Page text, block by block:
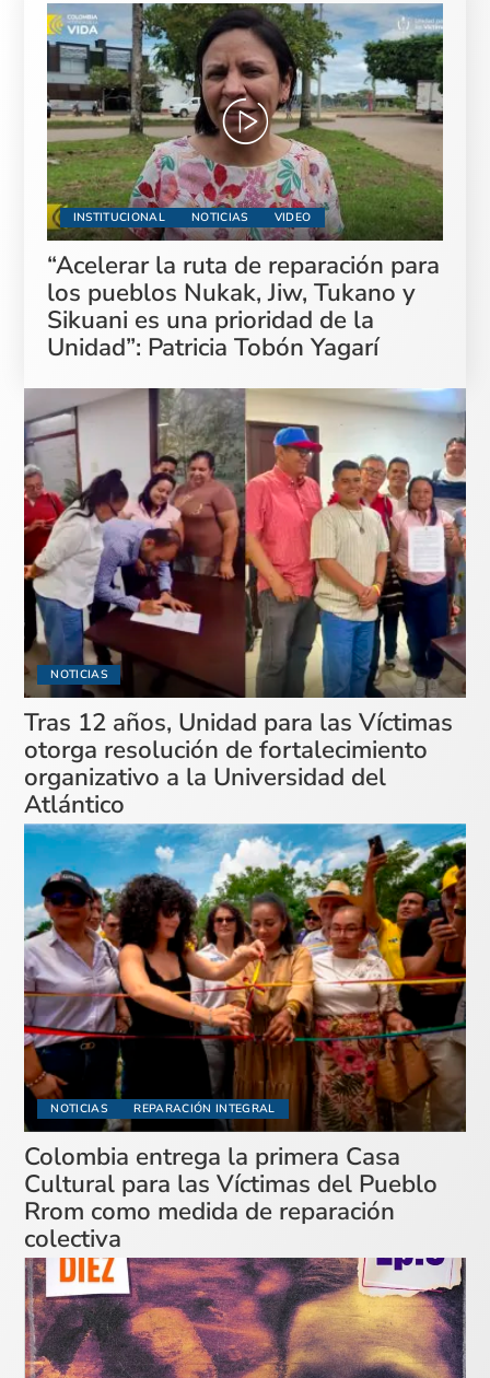
INSTITUCIONAL NOTICIAS VIDEO
“Acelerar la ruta de reparación para
los pueblos Nukak, Jiw, Tukano y
Sikuani es una prioridad de la
Unidad”: Patricia Tobón Yagarí
NOTICIAS
Tras 12 años, Unidad para las Víctimas
otorga resolución de fortalecimiento
organizativo a la Universidad del
Atlántico
NOTICIAS REPARACIÓN INTEGRAL
Colombia entrega la primera Casa
Cultural para las Víctimas del Pueblo
Rrom como medida de reparación
colectiva